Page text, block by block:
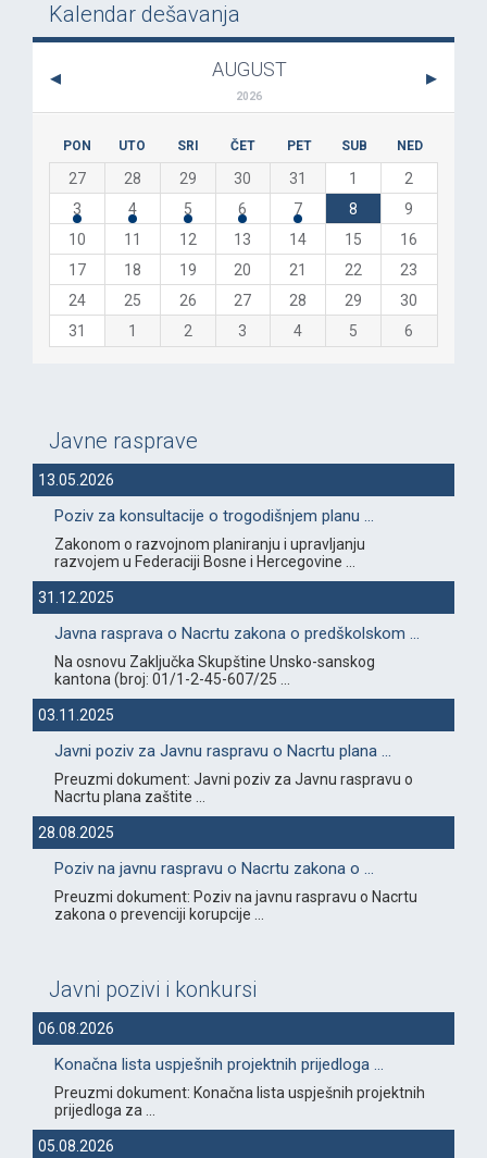
Kalendar dešavanja
AUGUST
2026
PON UTO SRI ČET PET SUB NED
27 28 29 30 31 1
2
3
4 5 6 7 8
9
10
11 12 13 14 15
16
17
18 19 20 21 22
23
24
25 26 27 28 29
30
31
1 2 3 4 5 6
Javne rasprave
13.05.2026
Poziv za konsultacije o trogodišnjem planu ...
Zakonom o razvojnom planiranju i upravljanju
razvojem u Federaciji Bosne i Hercegovine ...
31.12.2025
Javna rasprava o Nacrtu zakona o predškolskom ...
Na osnovu Zaključka Skupštine Unsko-sanskog
kantona (broj: 01/1-2-45-607/25 ...
03.11.2025
Javni poziv za Javnu raspravu o Nacrtu plana ...
Preuzmi dokument: Javni poziv za Javnu raspravu o
Nacrtu plana zaštite ...
28.08.2025
Poziv na javnu raspravu o Nacrtu zakona o ...
Preuzmi dokument: Poziv na javnu raspravu o Nacrtu
zakona o prevenciji korupcije ...
Javni pozivi i konkursi
06.08.2026
Konačna lista uspješnih projektnih prijedloga ...
Preuzmi dokument: Konačna lista uspješnih projektnih
prijedloga za ...
05.08.2026